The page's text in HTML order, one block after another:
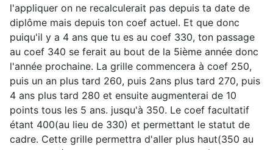
l'appliquer on ne recalculerait pas depuis ta date de
diplôme mais depuis ton coef actuel. Et que donc
puiqu'il y a 4 ans que tu es au coef 330, ton passage
au coef 340 se ferait au bout de la 5ième année donc
l'année prochaine. La grille commencera à coef 250,
puis un an plus tard 260, puis 2ans plus tard 270, puis
4 ans plus tard 280 et ensuite augmenterai de 10
points tous les 5 ans. jusqu'à 350. Le coef facultatif
étant 400(au lieu de 330) et permettant le statut de
cadre. Cette grille permettra d'aller plus haut(350 au